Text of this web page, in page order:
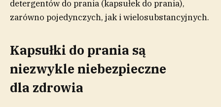
detergentów do prania (kapsułek do prania),
zarówno pojedynczych, jak i wielosubstancyjnych.
Kapsułki do prania są
niezwykle niebezpieczne
dla zdrowia